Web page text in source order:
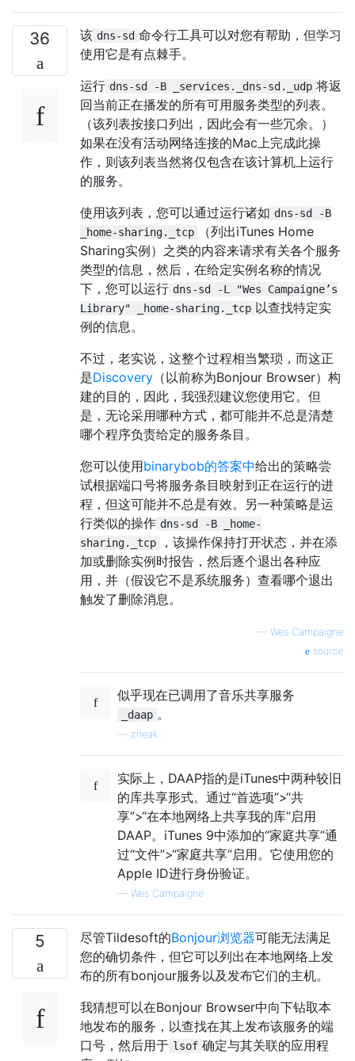
36 该 dns-sd 命令行工具可以对您有帮助，但学习
使用它是有点棘手。
运行 dns-sd -B _services._dns-sd._udp 将返
回当前正在播发的所有可用服务类型的列表。
（该列表按接口列出，因此会有一些冗余。）
如果在没有活动网络连接的Mac上完成此操
作，则该列表当然将仅包含在该计算机上运行
的服务。
使用该列表，您可以通过运行诸如 dns-sd -B
_home-sharing._tcp
（列出iTunes Home
Sharing实例）之类的内容来请求有关各个服务
类型的信息，然后，在给定实例名称的情况
下，您可以运行 dns-sd -L "Wes Campaigne’s
Library" _home-sharing._tcp 以查找特定实
例的信息。
不过，老实说，这整个过程相当繁琐，而这正
是Discovery （以前称为Bonjour Browser）构
建的目的，因此，我强烈建议您使用它。但
是，无论采用哪种方式，都可能并不总是清楚
哪个程序负责给定的服务条目。
您可以使用binarybob的答案中给出的策略尝
试根据端口号将服务条目映射到正在运行的进
程，但这可能并不总是有效。另一种策略是运
行类似的操作 dns-sd -B _home-
sharing._tcp
，该操作保持打开状态，并在添
加或删除实例时报告，然后逐个退出各种应
用，并（假设它不是系统服务）查看哪个退出
触发了删除消息。
— Wes Campaigne
source
似乎现在已调用了音乐共享服务
_daap 。
zneak
实际上，DAAP指的是iTunes中两种较旧
的库共享形式。通过“首选项”>“共
享”>“在本地网络上共享我的库”启用
DAAP。iTunes 9中添加的“家庭共享”通
过“文件”>“家庭共享”启用。它使用您的
Apple ID进行身份验证。
— Wes Campaigne
5 尽管Tildesoft的Bonjour浏览器可能无法满足
您的确切条件，但它可以列出在本地网络上发
布的所有bonjour服务以及发布它们的主机。
我猜想可以在Bonjour Browser中向下钻取本
地发布的服务，以查找在其上发布该服务的端
口号，然后用于 lsof 确定与其关联的应用程